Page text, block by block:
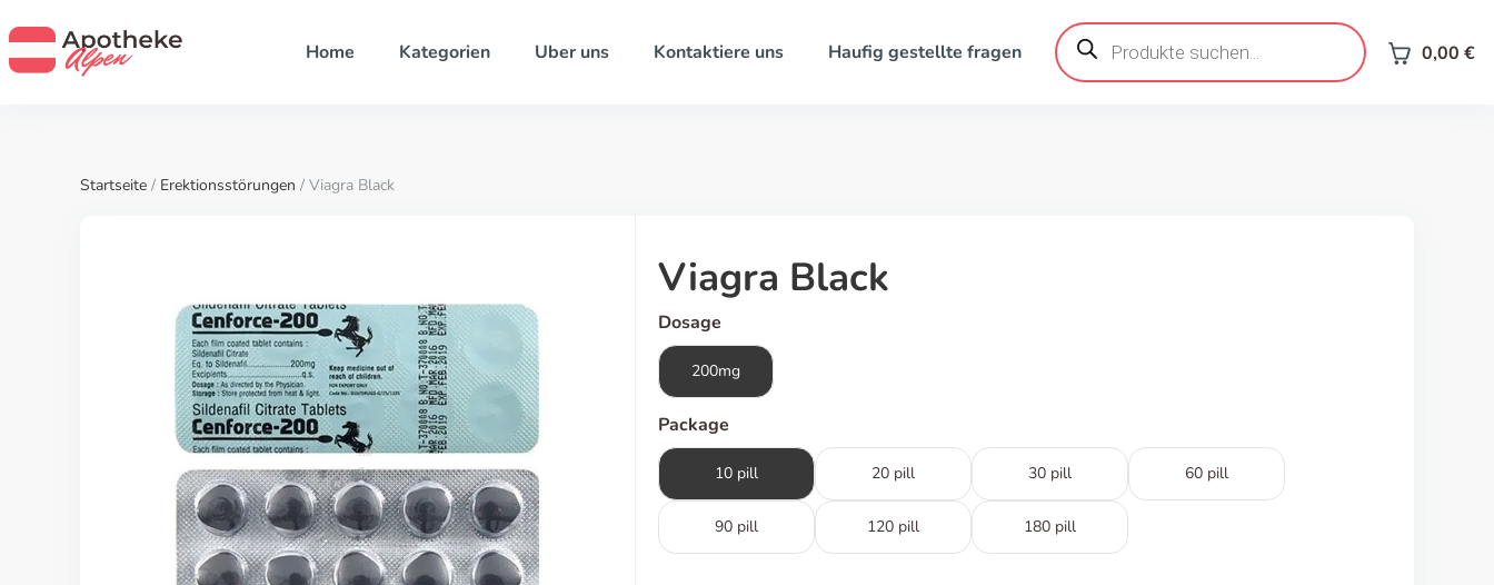
Home Kategorien Uber uns Kontaktiere uns Haufig gestellte fragen
Products
search 0,00 €
Startseite / Erektionsstörungen / Viagra Black
Viagra Black
Dosage
200mg
Package
10 pill 20 pill 30 pill 60 pill
90 pill 120 pill 180 pill